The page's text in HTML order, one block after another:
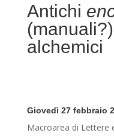
Antichi
alchemici
Giovedì 27 febbraio
Macroarea di Lettere